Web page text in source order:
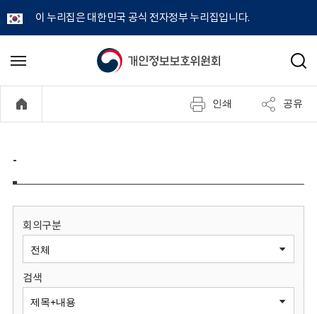
이 누리집은 대한민국 공식 전자정부 누리집입니다.
개
정
보
원
메
기
검
인쇄 공유
-
회의구분
검색